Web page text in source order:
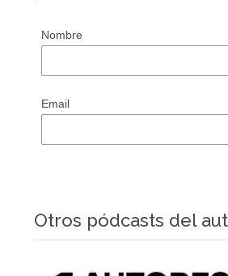
Nombre
Email
Otros pódcasts del